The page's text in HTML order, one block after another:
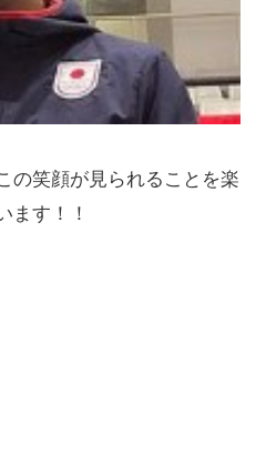
の笑顔が見られることを楽
ます！！